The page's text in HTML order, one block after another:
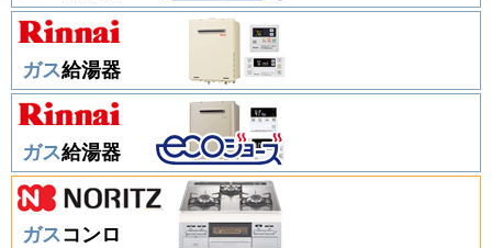
ガス給湯器
ガス給湯器
ガス コンロ